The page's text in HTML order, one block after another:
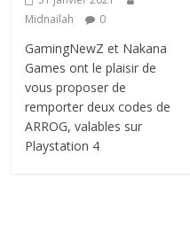
Midnailah
0
GamingNewZ et Nakana
Games ont le plaisir de
vous proposer de
remporter deux codes de
ARROG, valables sur
Playstation 4